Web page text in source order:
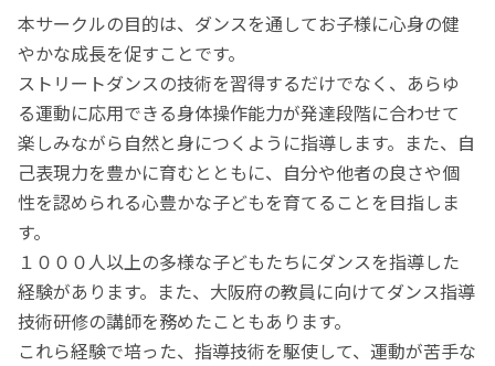
本サークルの目的は、ダンスを通してお子様に心身の健
やかな成長を促すことです。
ストリートダンスの技術を習得するだけでなく、あらゆ
る運動に応用できる身体操作能力が発達段階に合わせて
楽しみながら自然と身につくように指導します。また、自
己表現力を豊かに育むとともに、自分や他者の良さや個
性を認められる心豊かな子どもを育てることを目指しま
す。
１０００人以上の多様な子どもたちにダンスを指導した
経験があります。また、大阪府の教員に向けてダンス指導
技術研修の講師を務めたこともあります。
これら経験で培った、指導技術を駆使して、運動が苦手な